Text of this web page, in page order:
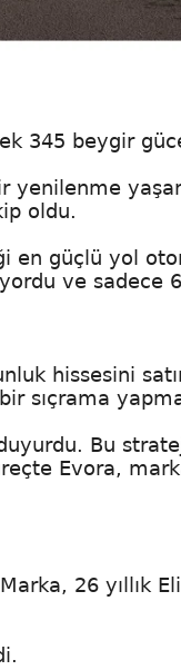
345 beygir
oldu.
en güçlü yol
ve sadece
hissesini
sıçrama
Bu
Evora,
26 yıllık